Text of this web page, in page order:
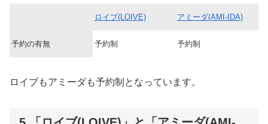
ロイブ(LOIVE) アミーダ(AMI-IDA)
予約の有無 予約制 予約制
ロイブもアミーダも予約制となっています。